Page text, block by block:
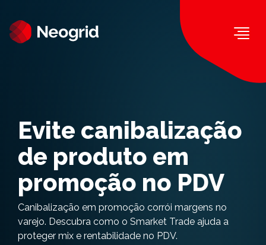
Evite canibalização
de produto em
promoção no PDV
Canibalização em promoção corrói margens no
varejo. Descubra como o Smarket Trade ajuda a
proteger mix e rentabilidade no PDV.